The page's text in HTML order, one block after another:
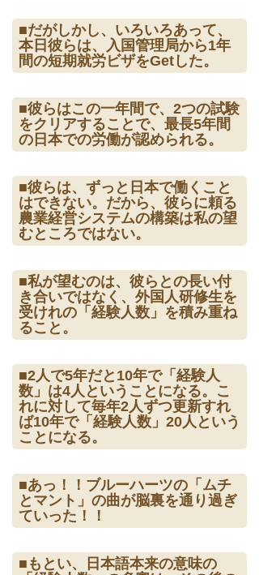
■だがしかし、いろいろあって、
本日彼らは、入国管理局から1年
間の短期就労ビザをGetした。
■彼らはこの一年間で、2つの試験
をクリアすることで、最長5年間
の日本での労働が認められる。
■彼らは、ずっと日本で働くこと
はできない。だから、彼らに頼る
農業経営システムの構築は私の望
むところではない。
■私が望むのは、彼らとの長い付
き合いではなく、外国人研修生を
受けれの「経験人数」を積み重ね
ること。
■2人で5年だと10年で「経験人
数」は4人ということになる。こ
れに対して毎年2人ずつ更新すれ
ば10年で「経験人数」20人という
ことになる。
■あっ！！ブルーハーツの「ムチ
とマント」の曲が脳裏を通り過ぎ
ていった！！
■もとい、日本語本来の意味の